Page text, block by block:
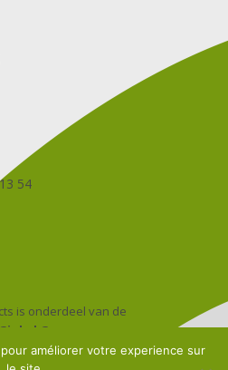
54
is onderdeel van de
Groep
en betalingsvoorwaarden
améliorer votre experience sur